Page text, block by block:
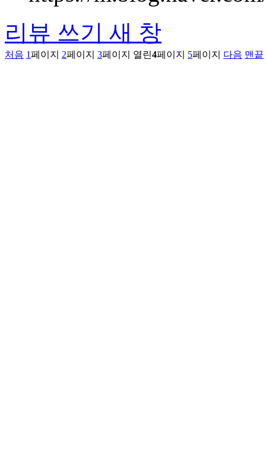
리뷰 쓰기 새 창
처음 1페이지 2페이지 3페이지 열린4페이지 5페이지 다음 맨끝